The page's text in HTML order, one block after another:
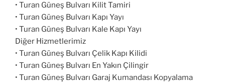
• Turan Güneş Bulvarı Kilit Tamiri
• Turan Güneş Bulvarı Kapı Yayı
• Turan Güneş Bulvarı Kale Kapı Yayı
Diğer Hizmetlerimiz
• Turan Güneş Bulvarı Çelik Kapı Kilidi
• Turan Güneş Bulvarı En Yakın Çilingir
• Turan Güneş Bulvarı Garaj Kumandası Kopyalama